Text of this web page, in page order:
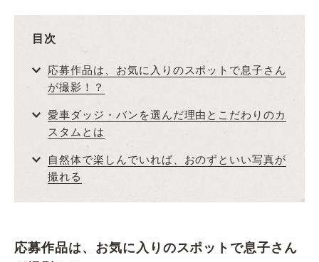
目次
応募作品は、お気に入りのスポットで息子さん
が撮影！？
愛車ダッジ・バンを選んだ理由とこだわりのカ
スタムとは
自然体で楽しんでいれば、おのずといい写真が
撮れる
応募作品は、お気に入りのスポットで息子さん